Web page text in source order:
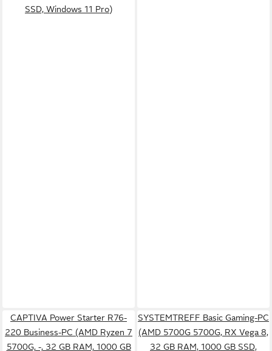
SSD, Windows 11 Pro)
CAPTIVA Power Starter R76-
220 Business-PC (AMD Ryzen 7
5700G, -, 32 GB RAM, 1000 GB
SYSTEMTREFF Basic Gaming-PC
(AMD 5700G 5700G, RX Vega 8,
32 GB RAM, 1000 GB SSD,